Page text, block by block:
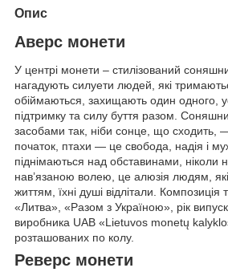
Опис
Аверс монети
У центрі монети – стилізований
нагадують силуети людей, які
обіймаються, захищають один одного,
підтримку та силу буття разом.
засобами так, ніби сонце, що сходить,
початок, птахи — це свобода, надія і
піднімаються над обставинами, ніколи
нав’язаною волею, це алюзія людям,
життям, їхні душі відлітали. Композиція
«Литва», «Разом з Україною», рік
виробника UAB «Lietuvos monetų
розташованих по колу.
Реверс монети